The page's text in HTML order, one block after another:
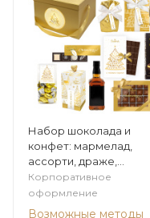
Набор шоколада и
конфет: мармелад,
ассорти, драже,
печенье из коллекции
Золото зимы
Корпоративное
оформление
Возможные методы